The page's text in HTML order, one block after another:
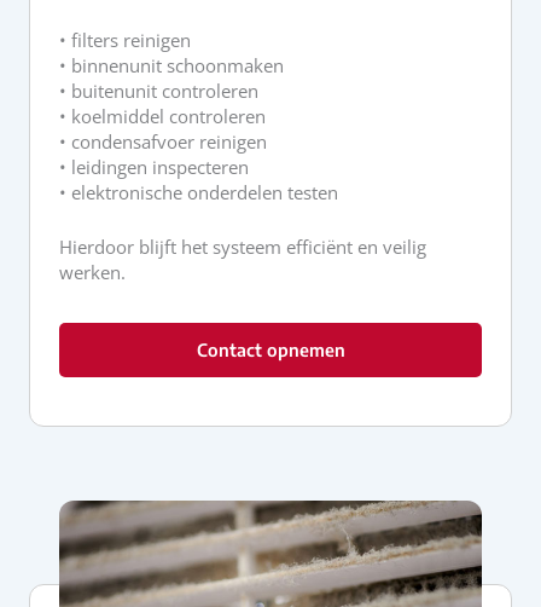
• filters reinigen
• binnenunit schoonmaken
• buitenunit controleren
• koelmiddel controleren
• condensafvoer reinigen
• leidingen inspecteren
• elektronische onderdelen testen
Hierdoor blijft het systeem efficiënt en veilig
werken.
Contact opnemen